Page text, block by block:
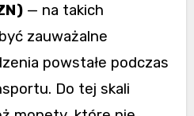
— na takich
zauważalne
powstałe podczas
Do tej skali